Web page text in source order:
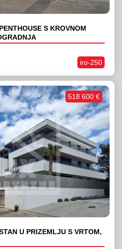
S KROVNOM
iro-250
U PRIZEMLJU S VRTOM,
518 600 €